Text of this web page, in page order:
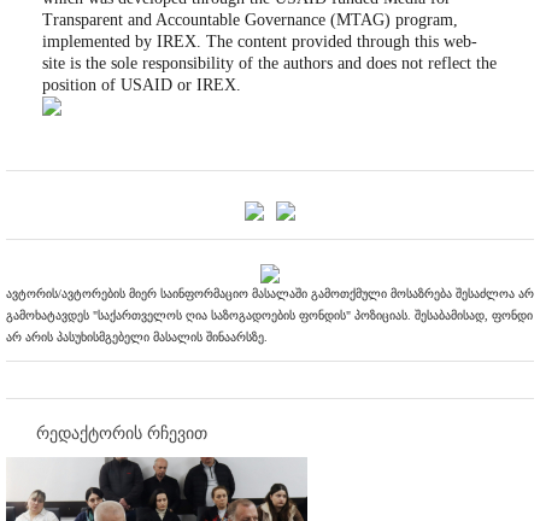
Transparent and Accountable Governance (MTAG) program,
implemented by IREX. The content provided through this web-
site is the sole responsibility of the authors and does not reflect the
position of USAID or IREX.
ავტორის/ავტორების მიერ საინფორმაციო მასალაში გამოთქმული მოსაზრება შესაძლოა არ
გამოხატავდეს "საქართველოს ღია საზოგადოების ფონდის" პოზიციას. შესაბამისად, ფონდი
არ არის პასუხისმგებელი მასალის შინაარსზე.
რედაქტორის რჩევით